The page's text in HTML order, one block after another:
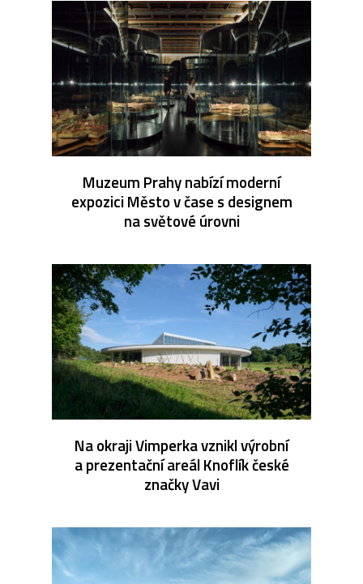
Muzeum Prahy nabízí moderní
expozici Město v čase s designem
na světové úrovni
Na okraji Vimperka vznikl výrobní
a prezentační areál Knoflík české
značky Vavi